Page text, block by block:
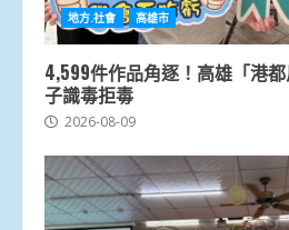
地方.社會 高雄市
4,599件作品角逐！高雄「港
子識毒拒毒
2026-08-09